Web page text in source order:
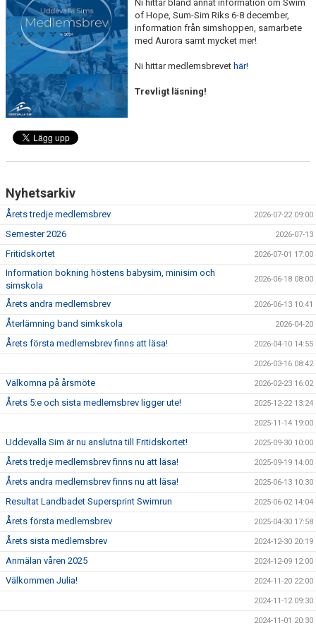
KALENDER
SIMPOLARE
NIU
SIMSHOP
FÖRSÄLJNING
LANDBADET
Ni hittar bland annat information om Swim
of Hope, Sum-Sim Riks 6-8 december,
information från simshoppen, samarbete
med Aurora samt mycket mer!
Ni hittar medlemsbrevet här!
Trevligt läsning!
Nyhetsarkiv
Årets tredje medlemsbrev 2026-07-22 09:00
Semester 2026 2026-07-13
Fritidskortet 2026-07-01 17:00
Information bokning höstens babysim, minisim och
simskola
2026-06-18 08:00
Årets andra medlemsbrev 2026-06-13 10:41
Återlämning band simkskola 2026-04-20
Årets första medlemsbrev finns att läsa! 2026-04-10 14:55
2026-03-16 08:42
Välkomna på årsmöte 2026-02-23 16:02
Årets 5:e och sista medlemsbrev ligger ute! 2025-12-22 13:24
2025-11-14 19:00
Uddevalla Sim är nu anslutna till Fritidskortet! 2025-09-30 10:00
Årets tredje medlemsbrev finns nu att läsa! 2025-09-19 14:00
Årets andra medlemsbrev finns nu att läsa! 2025-06-13 10:30
Resultat Landbadet Supersprint Swimrun 2025-06-02 14:04
Årets första medlemsbrev 2025-04-30 17:58
Årets sista medlemsbrev 2024-12-30 20:19
Anmälan våren 2025 2024-12-09 12:00
Välkommen Julia! 2024-11-20 22:00
2024-11-12 09:30
2024-11-01 20:30